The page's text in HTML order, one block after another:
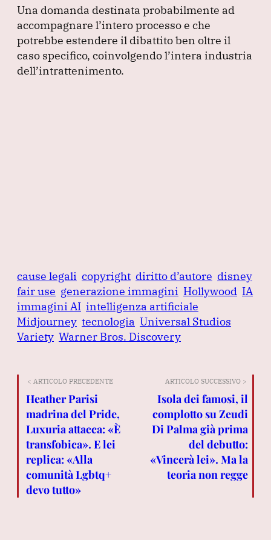
Una domanda destinata probabilmente ad
accompagnare l’intero processo e che
potrebbe estendere il dibattito ben oltre il
caso specifico, coinvolgendo l’intera industria
dell’intrattenimento.
cause legali copyright diritto d’autore disney
fair use generazione immagini Hollywood IA
immagini AI intelligenza artificiale
Midjourney tecnologia Universal Studios
Variety Warner Bros. Discovery
< ARTICOLO PRECEDENTE
Heather Parisi
madrina del Pride,
Luxuria attacca: «È
transfobica». E lei
replica: «Alla
comunità Lgbtq+
devo tutto»
ARTICOLO SUCCESSIVO >
Isola dei famosi, il
complotto su Zeudi
Di Palma già prima
del debutto:
«Vincerà lei». Ma la
teoria non regge